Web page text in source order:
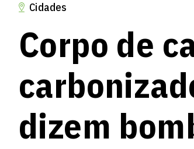
Cidades
Corpo de
dizem